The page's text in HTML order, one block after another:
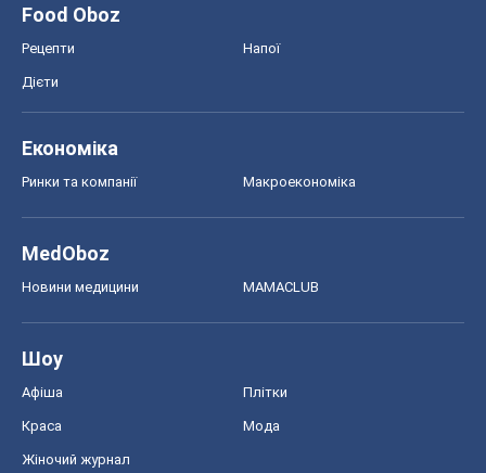
Food Oboz
Рецепти Напої
Дієти
Економіка
Ринки та компанії Макроекономіка
MedOboz
Новини медицини MAMACLUB
Шоу
Афіша Плітки
Краса Мода
Жіночий журнал